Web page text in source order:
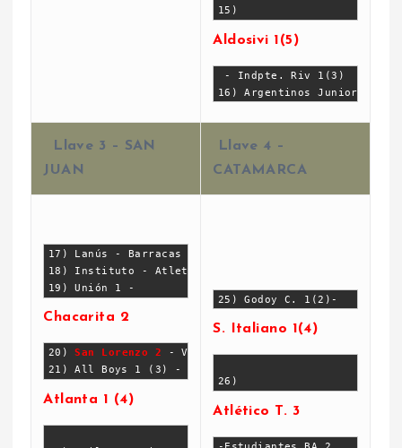
15)
Aldosivi 1(5)
- Indpte. Riv 1(3)
16) Argentinos Juniors -
Llave 3 – SAN
JUAN
Llave 4 –
CATAMARCA
17) Lanús - Barracas Central
18) Instituto - Atletico Policial
19) Unión 1 -
Chacarita 2
20) San Lorenzo 2 - Villa Dalmine 1
21) All Boys 1 (3) -
Atlanta 1 (4)
25) Godoy C. 1(2)-
S. Italiano 1(4)
26)
Atlético T. 3